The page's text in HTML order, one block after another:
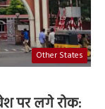
Other States
पर लगे रोक: